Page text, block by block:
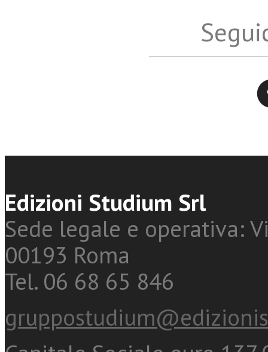
Edizioni Studium Srl
Sede legale e operativa:
00193 Roma
Tel. 06 68 65 846